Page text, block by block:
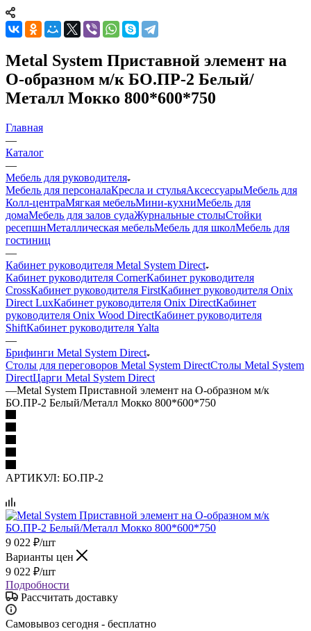
Metal System Приставной элемент на
О-образном м/к БО.ПР-2 Белый/
Металл Мокко 800*600*750
Главная
—
Каталог
—
Мебель для руководителя
Мебель для персоналаКресла и стульяАксессуарыМебель для
Колл-центраМягкая мебельМини-кухниМебель для
домаМебель для залов судаЖурнальные столыСтойки
ресепшнМеталлическая мебельМебель для школМебель для
гостиниц
—
Кабинет руководителя Metal System Direct
Кабинет руководителя CornerКабинет руководителя
CrossКабинет руководителя FirstКабинет руководителя Onix
Direct LuxКабинет руководителя Onix DirectКабинет
руководителя Onix Wood DirectКабинет руководителя
ShiftКабинет руководителя Yalta
—
Брифинги Metal System Direct
Столы для переговоров Metal System DirectСтолы Metal System
DirectЦарги Metal System Direct
—Metal System Приставной элемент на О-образном м/к
БО.ПР-2 Белый/Металл Мокко 800*600*750
АРТИКУЛ: БО.ПР-2
9 022 ₽/шт
Варианты цен
9 022 ₽/шт
Подробности
Рассчитать доставку
Самовывоз сегодня - бесплатно